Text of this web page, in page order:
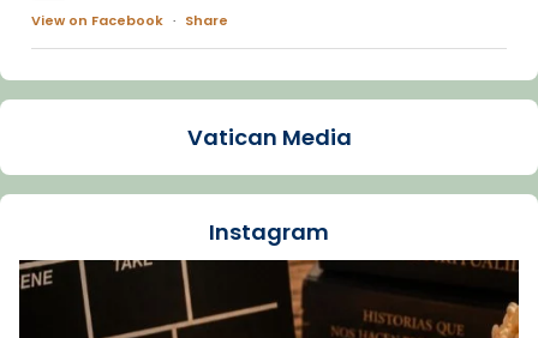
View on Facebook · Share
Arquebisbat de Barcelona
La Carmina va patir depressió. Fa gairebé
dos mesos, a l'Estadi Lluís Companys, la
Recupera l'entrevista comp
Vatican
tican News 👇
Vatican Media
Instagram